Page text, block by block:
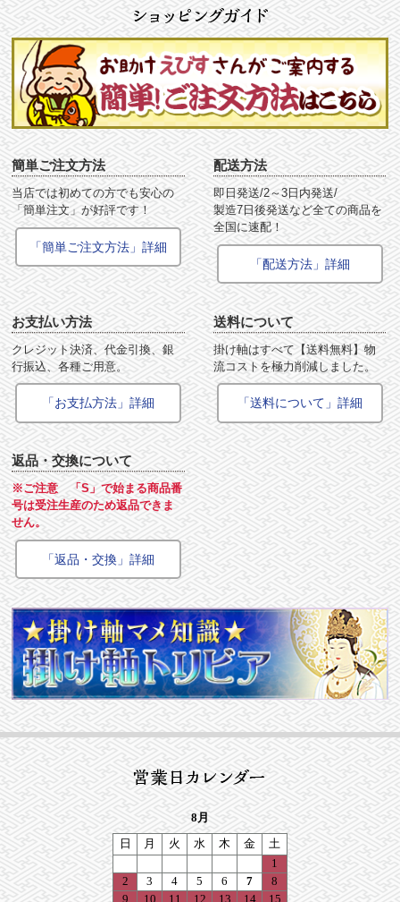
簡単ご注文方法
当店では初めての方でも安心の
「簡単注文」が好評です！
「簡単ご注文方法」詳細
配送方法
即日発送/2～3日内発送/
製造7日後発送など全ての商品を
全国に速配！
「配送方法」詳細
お支払い方法
クレジット決済、代金引換、銀
行振込、各種ご用意。
「お支払方法」詳細
送料について
掛け軸はすべて【送料無料】物
流コストを極力削減しました。
「送料について」詳細
返品・交換について
※ご注意 「S」で始まる商品番
号は受注生産のため返品できま
せん。
「返品・交換」詳細